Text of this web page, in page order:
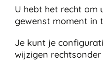
U hebt het recht om
gewenst moment in
Je kunt je
wijzigen